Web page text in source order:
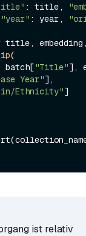
: title,
"year" : year,
title,
(
            batch[
"Title"],
Year"],
Ethnicity"]
ist relativ